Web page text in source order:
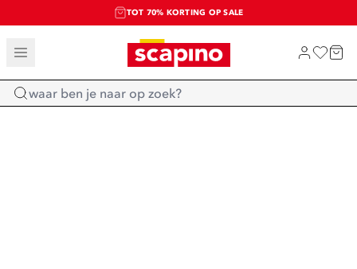
TOT 70% KORTING OP SALE
SALE: LAATSTE KANS!
SHOP NIEUW
Home